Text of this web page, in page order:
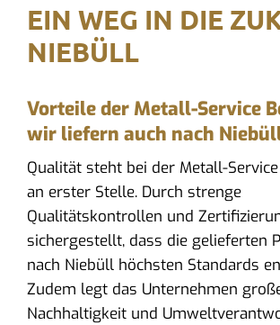
EIN WEG IN DIE
NIEBÜLL
Vorteile der Metall-Service
wir liefern auch nach
Qualität steht bei der Metall-
an erster Stelle. Durch strenge
Qualitätskontrollen und
sichergestellt, dass die gelieferten
nach Niebüll höchsten Standards
Zudem legt das Unternehmen
Nachhaltigkeit und